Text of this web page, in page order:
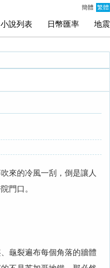
簡體 繁體
小說列表 日幣匯率 地震
來的冷風一刮，倒是讓人
門口。
龜裂遍布每個角落的牆體